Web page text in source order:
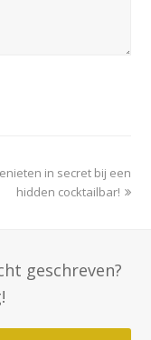
post:
in secret bij een
hidden cocktailbar!
geschreven?